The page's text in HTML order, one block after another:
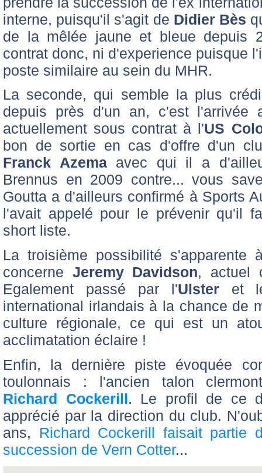
interne, puisqu'il s'agit de Didier Bès
de la mêlée jaune et bleue depuis
contrat donc, ni d'experience puisque
poste similaire au sein du MHR.
La seconde, qui semble la plus
depuis près d'un an, c'est
actuellement sous contrat à l'US
bon de sortie en cas d'offre d'un
Franck Azemaavec qui il a
Brennus en 2009 contre... vous
Goutta a d'ailleurs confirmé à Sports
l'avait appelé pour le prévenir qu'il
short liste.
La troisième possibilité s'apparente
concerne Jeremy Davidson, actuel
Egalement passé par l'Ulsteret
international irlandais à la chance de
culture régionale, ce qui est un
acclimatation éclaire !
Enfin, la dernière piste évoquée
toulonnais : l'ancien talon
Richard Cockerill. Le profil de ce
apprécié par la direction du club.
ans, Richard Cockerill faisait partie
succession de Vern Cotter...